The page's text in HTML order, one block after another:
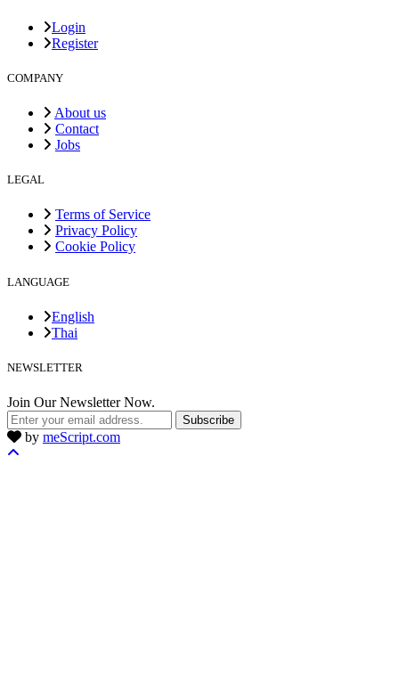
Login
Register
COMPANY
About us
Contact
Jobs
LEGAL
Terms of Service
Privacy Policy
Cookie Policy
LANGUAGE
English
Thai
NEWSLETTER
Join Our Newsletter Now.
Subscribe
by meScript.com